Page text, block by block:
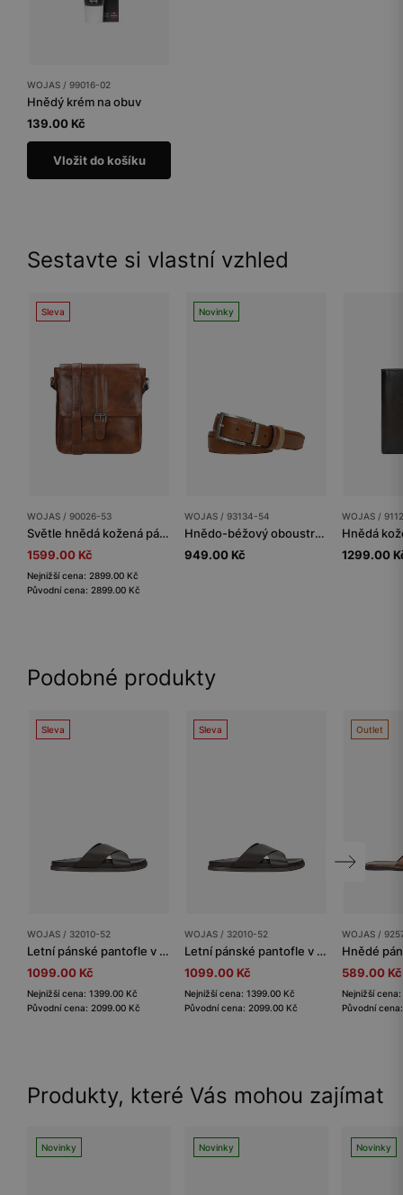
WOJAS / 99016-02
Hnědý krém na obuv
139.00 Kč
Vložit do košíku
Sestavte si vlastní vzhled
Sleva
WOJAS / 90026-53
Světle hnědá kožená pánská taška přes rameno
1599.00 Kč
Nejnižší cena: 2899.00 Kč
Původní cena: 2899.00 Kč
Novinky
WOJAS / 93134-54
Hnědo-béžový oboustranný pánský pásek s otočnou přezkou
949.00 Kč
WOJAS /
1299.00
Podobné produkty
Sleva
WOJAS / 32010-52
Letní pánské pantofle v tmavě hnědé barvě
1099.00 Kč
Nejnižší cena: 1399.00 Kč
Původní cena: 2099.00 Kč
Sleva
WOJAS / 32010-52
Letní pánské pantofle v tmavě hnědé barvě
1099.00 Kč
Nejnižší cena: 1399.00 Kč
Původní cena: 2099.00 Kč
Outlet
WOJAS /
589.00 Kč
Nejnižší
Původní
Produkty, které Vás mohou zajímat
Novinky Novinky Novinky